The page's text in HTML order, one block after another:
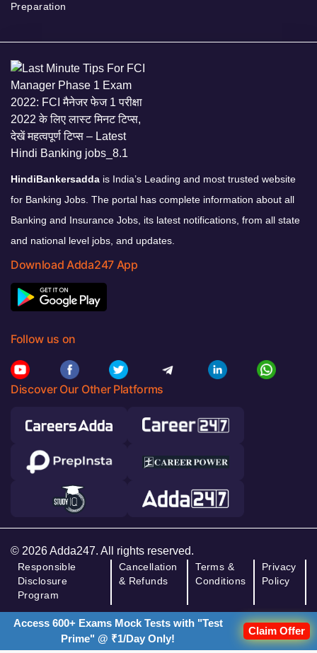
Preparation
HindiBankersadda is India’s Leading and most trusted website
for Banking Jobs. The portal has complete information about all
Banking and Insurance Jobs, its latest notifications, from all state
and national level jobs, and updates.
Download Adda247 App
Follow us on
Discover Our Other Platforms
© 2026 Adda247. All rights reserved.
Responsible
Disclosure
Program
Cancellation
& Refunds
Terms &
Conditions
Privacy
Policy
Access 600+ Exams Mock Tests with "Test
Prime" @ ₹1/Day Only!
Claim Offer